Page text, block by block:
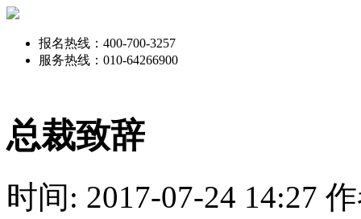
报名热线： 400-700-3257
服务热线： 010-64266900
总裁致辞
时间: 2017-07-24 14:27